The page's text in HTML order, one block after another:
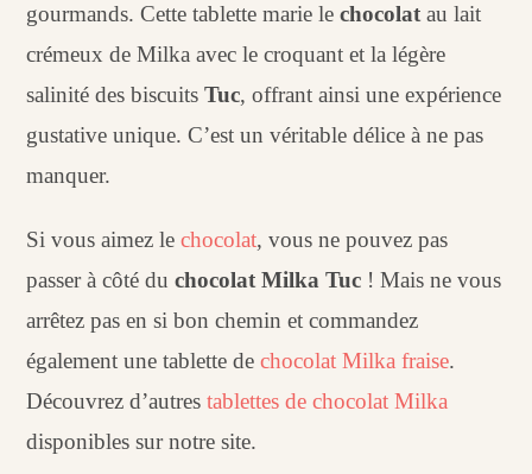
gourmands. Cette tablette marie lechocolat au lait
crémeux de Milka avec le croquant et la légère
salinité des biscuitsTuc, offrant ainsi une expérience
gustative unique. C’est un véritable délice à ne pas
manquer.
Si vous aimez lechocolat, vous ne pouvez pas
passer à côté duchocolat Milka Tuc ! Mais ne vous
arrêtez pas en si bon chemin et commandez
également une tablette dechocolat Milka fraise.
Découvrez d’autrestablettes de chocolat Milka
disponibles sur notre site.